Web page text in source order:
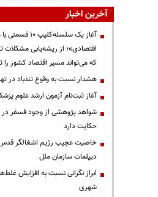
آخرین اخبار
آغاز یک
اقتصادی»؛ از ریشه‌یابی مشکلات
که می‌تواند مسیر اقتصاد کشور را
هشدار نسبت به وقوع تندباد در
آغاز ثبت‌نام آزمون ارشد علوم
شواهد پژوهشی از وجود فسفر در
حکایت دارد
خاصیت عجیب رژیم اشغالگر قدس
دیپلمات سازمان ملل
ابراز نگرانی نسبت به افزایش
شهری